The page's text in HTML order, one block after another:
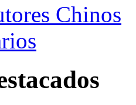
Chinos